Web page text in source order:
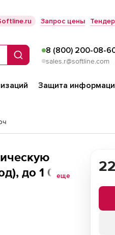
Запрос цены
Поиск
8 (800) 200-08-
sales.r@softline.com
Защита
до 1 000
еще